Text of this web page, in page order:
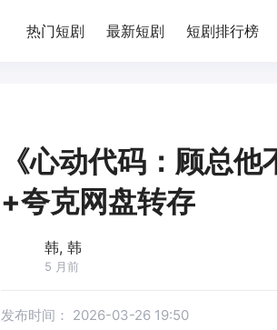
热门短剧 最新短剧 短剧排行榜
《心动代码：顾总
+夸克网盘转存
韩, 韩
5 月前
发布时间： 2026-03-26 19:50